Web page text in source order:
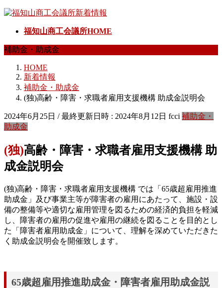
コ
ン
ツ
ナ
ー
シ
福知山商工会議所HOME
補助金・助成金
HOME
新着情報
補助金・助成金
(独)高齢・障害・求職者雇用支援機構 助成金説明会
2024年6月25日 / 最終更新日時 : 2024年8月12日 fcci 補助金・
助成金
(独)高齢・障害・求職者雇用支援機構 助
成金説明会
(独)高齢・障害・求職者雇用支援機構 では「65歳超雇用推進
助成金」及び事業主等が障害者の雇用にあたって、施設・設
備の整備等や適切な雇用管理を図るための経済的負担を軽減
し、障害者の雇用の促進や雇用の継続を図ることを目的とし
た「障害者雇用助成金」について、理解を深めていただきた
く助成金説明会を開催致します。
65歳超雇用推進助成金・障害者雇用助成金説